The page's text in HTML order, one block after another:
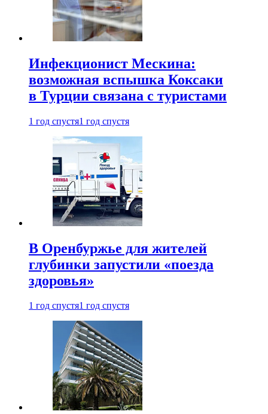
Инфекционист Мескина:
возможная вспышка Коксаки
в Турции связана с туристами
1 год спустя1 год спустя
В Оренбуржье для жителей
глубинки запустили «поезда
здоровья»
1 год спустя1 год спустя